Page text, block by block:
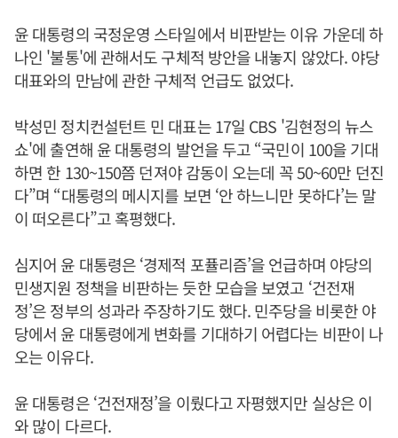
윤 대통령의 국정운영 스타일에서 비판받는 이유 가운데 하
나인 '불통'에 관해서도 구체적 방안을 내놓지 않았다. 야당
대표와의 만남에 관한 구체적 언급도 없었다.
박성민 정치컨설턴트 민 대표는 17일 CBS '김현정의 뉴스
쇼'에 출연해 윤 대통령의 발언을 두고 “국민이 100을 기대
하면 한 130~150쯤 던져야 감동이 오는데 꼭 50~60만 던진
다”며 “대통령의 메시지를 보면 ‘안 하느니만 못하다’는 말
이 떠오른다”고 혹평했다.
심지어 윤 대통령은 ‘경제적 포퓰리즘’을 언급하며 야당의
민생지원 정책을 비판하는 듯한 모습을 보였고 ‘건전재
정’은 정부의 성과라 주장하기도 했다. 민주당을 비롯한 야
당에서 윤 대통령에게 변화를 기대하기 어렵다는 비판이 나
오는 이유다.
윤 대통령은 ‘건전재정’을 이뤘다고 자평했지만 실상은 이
와 많이 다르다.